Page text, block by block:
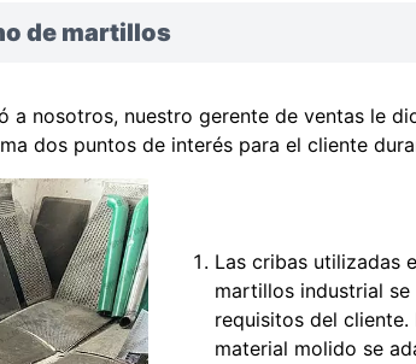
de martillos
a nosotros, nuestro gerente de ventas le
dos puntos de interés para el cliente
Las cribas utilizadas
martillos industrial
requisitos del
material molido se